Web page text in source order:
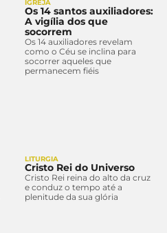
IGREJA
Os 14 santos auxiliadores:
A vigília dos que
socorrem
Os 14 auxiliadores revelam
como o Céu se inclina para
socorrer aqueles que
permanecem fiéis
LITURGIA
Cristo Rei do Universo
Cristo Rei reina do alto da cruz
e conduz o tempo até a
plenitude da sua glória